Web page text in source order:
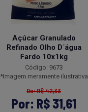
Açúcar Granulado
Refinado Olho D´água
Fardo 10x1kg
Código: 9673
*Imagem meramente ilustrativa
De: R$ 42,33
Por: R$ 31,61